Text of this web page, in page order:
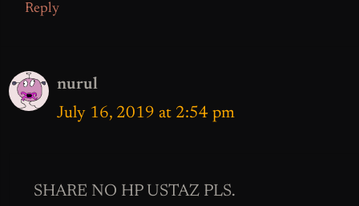
Reply
nurul
July 16, 2019 at 2:54 pm
SHARE NO HP USTAZ PLS.